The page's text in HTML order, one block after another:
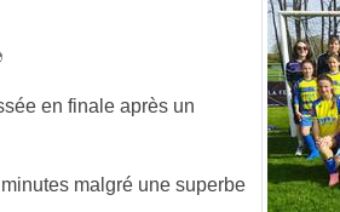
en finale après un
malgré une superbe